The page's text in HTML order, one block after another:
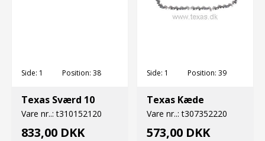
Side: 1 Position: 38
Texas Sværd 10
Vare nr..: t310152120
833,00 DKK
Side: 1 Position: 39
Texas Kæde
Vare nr..: t307352220
573,00 DKK